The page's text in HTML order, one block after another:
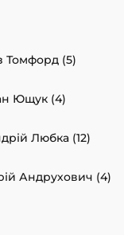
Томфорд (5)
Ющук (4)
Любка (12)
Андрухович (4)